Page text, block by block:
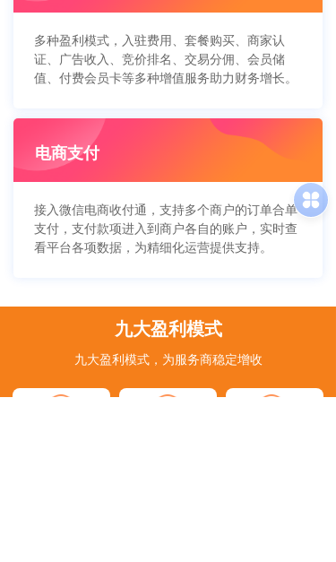
多种盈利模式，入驻费用、套餐购买、商家认
证、广告收入、竞价排名、交易分佣、会员储
值、付费会员卡等多种增值服务助力财务增长。
电商支付
接入微信电商收付通，支持多个商户的订单合单
支付，支付款项进入到商户各自的账户，实时查
看平台各项数据，为精细化运营提供支持。
九大盈利模式
九大盈利模式，为服务商稳定增收